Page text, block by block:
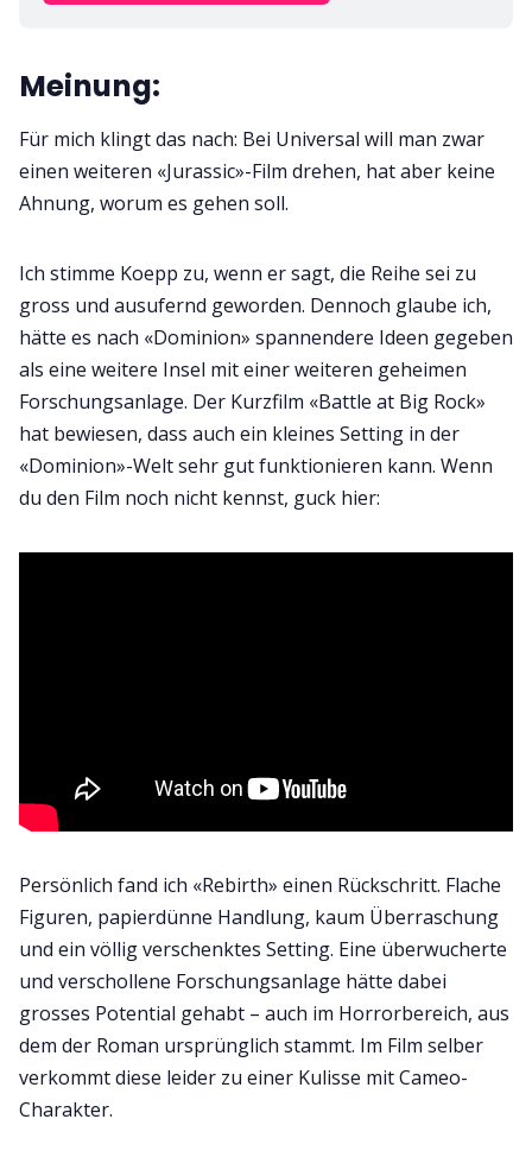
Meinung:
Für mich klingt das nach: Bei Universal will man zwar
einen weiteren «Jurassic»-Film drehen, hat aber keine
Ahnung, worum es gehen soll.
Ich stimme Koepp zu, wenn er sagt, die Reihe sei zu
gross und ausufernd geworden. Dennoch glaube ich,
hätte es nach «Dominion» spannendere Ideen gegeben
als eine weitere Insel mit einer weiteren geheimen
Forschungsanlage. Der Kurzfilm «Battle at Big Rock»
hat bewiesen, dass auch ein kleines Setting in der
«Dominion»-Welt sehr gut funktionieren kann. Wenn
du den Film noch nicht kennst, guck hier:
Persönlich fand ich «Rebirth» einen Rückschritt. Flache
Figuren, papierdünne Handlung, kaum Überraschung
und ein völlig verschenktes Setting. Eine überwucherte
und verschollene Forschungsanlage hätte dabei
grosses Potential gehabt – auch im Horrorbereich, aus
dem der Roman ursprünglich stammt. Im Film selber
verkommt diese leider zu einer Kulisse mit Cameo-
Charakter.